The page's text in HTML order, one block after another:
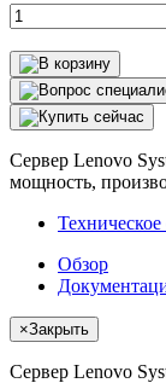
Сервер Lenovo
мощность,
Обзор
×Закрыть
Сервер Lenovo